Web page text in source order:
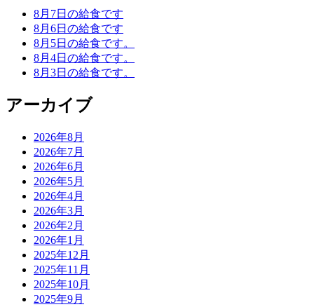
8月7日の給食です
8月6日の給食です
8月5日の給食です。
8月4日の給食です。
8月3日の給食です。
アーカイブ
2026年8月
2026年7月
2026年6月
2026年5月
2026年4月
2026年3月
2026年2月
2026年1月
2025年12月
2025年11月
2025年10月
2025年9月